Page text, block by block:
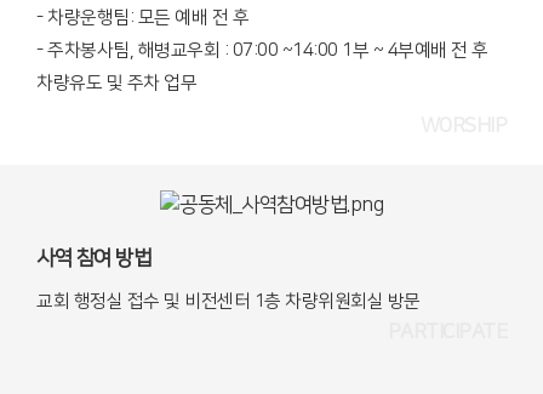
- 차량운행팀: 모든 예배 전 후
- 주차봉사팀, 해병교우회 : 07:00 ~14:00 1부 ~ 4부예배 전 후
차량유도 및 주차 업무
사역 참여 방법
교회 행정실 접수 및 비전센터 1층 차량위원회실 방문